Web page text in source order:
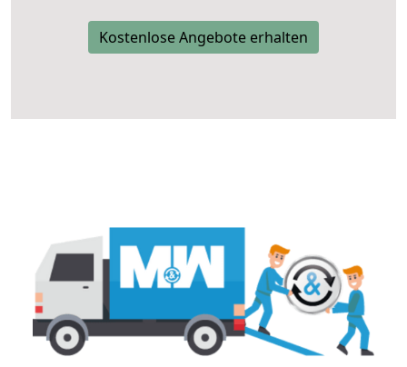
Kostenlose Angebote erhalten